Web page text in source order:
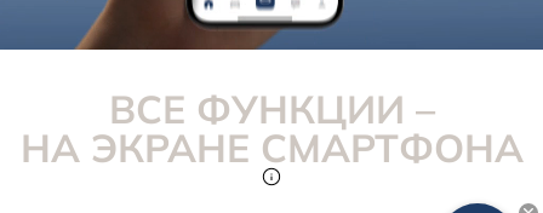
ВСЕ ФУНКЦИИ –
НА ЭКРАНЕ СМАРТФОНА